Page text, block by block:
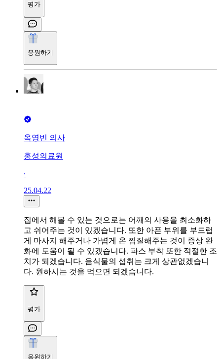
평가
응원하기
옥영빈 의사
홍성의료원
∙
25.04.22
집에서 해볼 수 있는 것으로는 어깨의 사용을 최소화하
고 쉬어주는 것이 있겠습니다. 또한 아픈 부위를 부드럽
게 마사지 해주거나 가볍게 온 찜질해주는 것이 증상 완
화에 도움이 될 수 있겠습니다. 파스 부착 또한 적절한 조
치가 되겠습니다. 음식물의 섭취는 크게 상관없겠습니
다. 원하시는 것을 먹으면 되겠습니다.
평가
응원하기